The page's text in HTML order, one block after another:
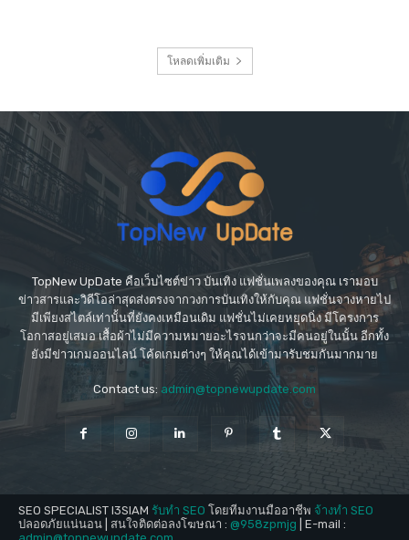
โหลดเพิ่มเติม
TopNew UpDate คือเว็บไซต์ข่าว บันเทิง แฟชั่นเพลงของคุณ เรามอบ
ข่าวสารและวิดีโอล่าสุดส่งตรงจากวงการบันเทิงให้กับคุณ แฟชั่นจางหายไป
มีเพียงสไตล์เท่านั้นที่ยังคงเหมือนเดิม แฟชั่นไม่เคยหยุดนิ่ง มีโครงการ
โอกาสอยู่เสมอ เสื้อผ้าไม่มีความหมายอะไรจนกว่าจะมีคนอยู่ในนั้น อีกทั้ง
ยังมีข่าวเกมออนไลน์ โค้ดเกมต่างๆ ให้คุณได้เข้ามารับชมกันมากมาย
Contact us: admin@topnewupdate.com
SEO SPECIALIST I3SIAM รับทำ SEO โดยทีมงานมืออาชีพ จ้างทำ SEO
ปลอดภัยแน่นอน | สนใจติดต่อลงโฆษณา : @958zpmjg | E-mail :